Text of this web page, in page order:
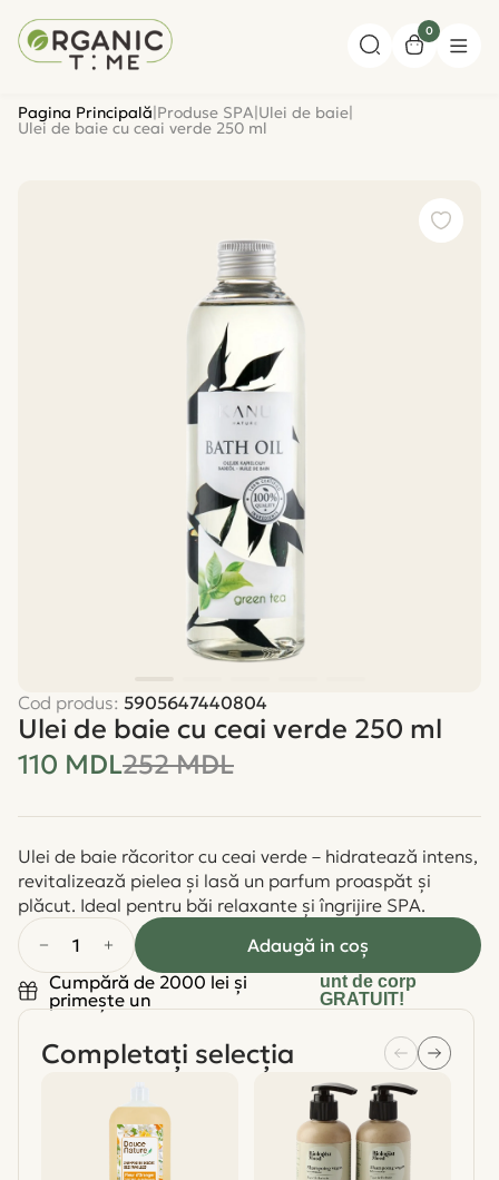
0
Pagina Principală|Produse SPA|Ulei de baie|
Ulei de baie cu ceai verde 250 ml
Cod produs: 5905647440804
Ulei de baie cu ceai verde 250 ml
110 MDL252 MDL
Ulei de baie răcoritor cu ceai verde – hidratează intens,
revitalizează pielea și lasă un parfum proaspăt și
plăcut. Ideal pentru băi relaxante și îngrijire SPA.
1
Adaugă in coş
Cumpără de 2000 lei și
primește un
unt de corp
GRATUIT!
Completați selecția